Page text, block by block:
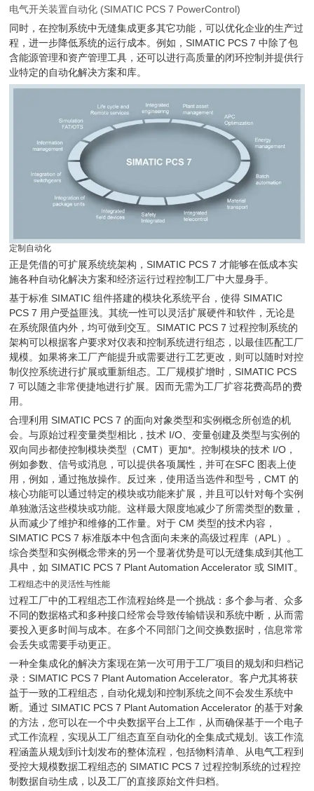
电气开关装置自动化 (SIMATIC PCS 7 PowerControl)
同时，在控制系统中无缝集成更多其它功能，可以优化企业的生产过
程，进一步降低系统的运行成本。例如，SIMATIC PCS 7 中除了包
含能源管理和资产管理工具，还可以进行高质量的闭环控制并提供行
业特定的自动化解决方案和库。
定制自动化
正是凭借的可扩展系统统架构，SIMATIC PCS 7 才能够在低成本实
施各种自动化解决方案和经济运行过程控制工厂中大显身手。
基于标准 SIMATIC 组件搭建的模块化系统平台，使得 SIMATIC
PCS 7 用户受益匪浅。其统一性可以灵活扩展硬件和软件，无论是
在系统限值内外，均可做到交互。SIMATIC PCS 7 过程控制系统的
架构可以根据客户要求对仪表和控制系统进行组态，以最佳匹配工厂
规模。如果将来工厂产能提升或需要进行工艺更改，则可以随时对控
制仪控系统进行扩展或重新组态。工厂规模扩增时，SIMATIC PCS
7 可以随之非常便捷地进行扩展。因而无需为工厂扩容花费高昂的费
用。
合理利用 SIMATIC PCS 7 的面向对象类型和实例概念所创造的机
会。与原始过程变量类型相比，技术 I/O、变量创建及类型与实例的
双向同步都使控制模块类型（CMT）更加*。控制模块的技术 I/O，
例如参数、信号或消息，可以提供各项属性，并可在SFC 图表上使
用，例如，通过拖放操作。反过来，使用适当选件和型号，CMT 的
核心功能可以通过特定的模块或功能来扩展，并且可以针对每个实例
单独激活这些模块或功能。这样最大限度地减少了所需类型的数量，
从而减少了维护和维修的工作量。对于 CM 类型的技术内容，
SIMATIC PCS 7 标准版本中包含面向未来的高级过程库（APL）。
综合类型和实例概念带来的另一个显著优势是可以无缝集成到其他工
具中，如 SIMATIC PCS 7 Plant Automation Accelerator 或 SIMIT。
工程组态中的灵活性与性能
过程工厂中的工程组态工作流程始终是一个挑战：多个参与者、众多
不同的数据格式和多种接口经常会导致传输错误和系统中断，从而需
要投入更多时间与成本。在多个不同部门之间交换数据时，信息常常
会丢失或需要手动更正。
一种全集成化的解决方案现在第一次可用于工厂项目的规划和归档记
录：SIMATIC PCS 7 Plant Automation Accelerator。客户尤其将获
益于一致的工程组态，自动化规划和控制系统之间不会发生系统中
断。通过 SIMATIC PCS 7 Plant Automation Accelerator 的基于对象
的方法，您可以在一个中央数据平台上工作，从而确保基于一个电子
式工作流程，实现从工厂组态直至自动化的全集成式规划。该工作流
程涵盖从规划到计划发布的整体流程，包括物料清单、从电气工程到
受控大规模数据工程组态的 SIMATIC PCS 7 过程控制系统的过程控
制数据自动生成，以及工厂的直接原始文件归档。